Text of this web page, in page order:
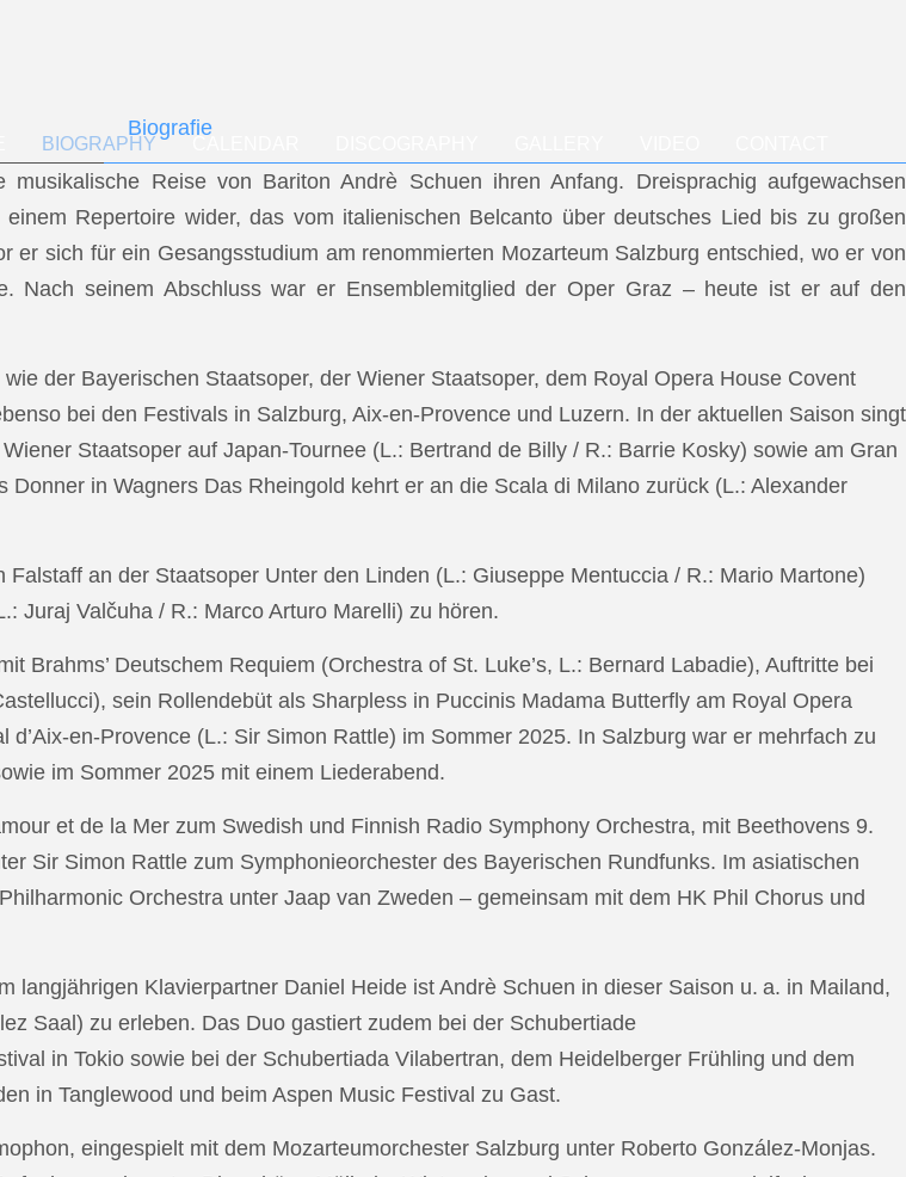
BIOGRAPHY
Biografie
Reise von Bariton Andrè Schuen ihren Anfang. Dreisprachig aufgewachsen
Repertoire wider, das vom italienischen Belcanto über deutsches Lied bis zu großen
sich für ein Gesangsstudium am renommierten Mozarteum Salzburg entschied, wo er von
Nach seinem Abschluss war er Ensemblemitglied der Oper Graz – heute ist er auf den
der Bayerischen Staatsoper, der Wiener Staatsoper, dem Royal Opera House Covent
bei den Festivals in Salzburg, Aix-en-Provence und Luzern. In der aktuellen Saison singt
Staatsoper auf Japan-Tournee (L.: Bertrand de Billy / R.: Barrie Kosky) sowie am Gran
in Wagners Das Rheingold kehrt er an die Scala di Milano zurück (L.: Alexander
an der Staatsoper Unter den Linden (L.: Giuseppe Mentuccia / R.: Mario Martone)
Juraj Valčuha / R.: Marco Arturo Marelli) zu hören.
Brahms’ Deutschem Requiem (Orchestra of St. Luke’s, L.: Bernard Labadie), Auftritte bei
sein Rollendebüt als Sharpless in Puccinis Madama Butterfly am Royal Opera
en-Provence (L.: Sir Simon Rattle) im Sommer 2025. In Salzburg war er mehrfach zu
im Sommer 2025 mit einem Liederabend.
et de la Mer zum Swedish und Finnish Radio Symphony Orchestra, mit Beethovens 9.
Sir Simon Rattle zum Symphonieorchester des Bayerischen Rundfunks. Im asiatischen
Orchestra unter Jaap van Zweden – gemeinsam mit dem HK Phil Chorus und
Klavierpartner Daniel Heide ist Andrè Schuen in dieser Saison u. a. in Mailand,
Saal) zu erleben. Das Duo gastiert zudem bei der Schubertiade
in Tokio sowie bei der Schubertiada Vilabertran, dem Heidelberger Frühling und dem
in Tanglewood und beim Aspen Music Festival zu Gast.
eingespielt mit dem Mozarteumorchester Salzburg unter Roberto González-Monjas.